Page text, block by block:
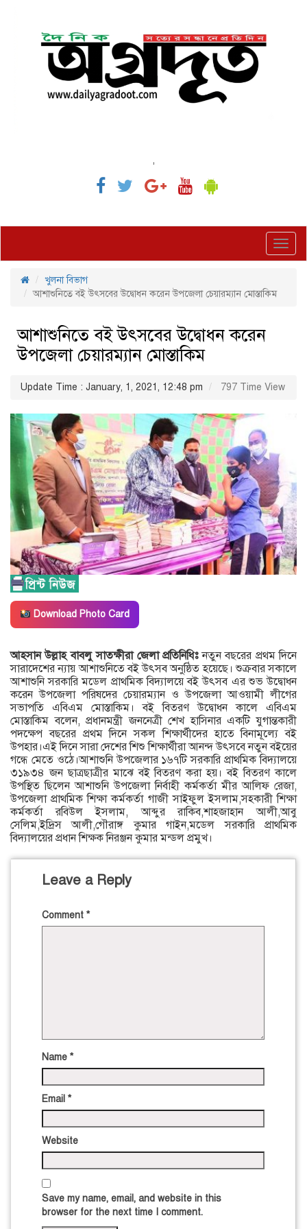
,
খুলনা বিভাগ
আশাশুনিতে বই উৎসবের উদ্বোধন করেন উপজেলা চেয়ারম্যান মোস্তাকিম
আশাশুনিতে বই উৎসবের উদ্বোধন করেন
উপজেলা চেয়ারম্যান মোস্তাকিম
Update Time : January, 1, 2021, 12:48 pm 797 Time View
Download Photo Card
আহসান উল্লাহ বাবলু সাতক্ষীরা জেলা প্রতিনিধিঃনতুন বছরের প্রথম দিনে
সারাদেশের ন্যায় আশাশুনিতে বই উৎসব অনুষ্ঠিত হয়েছে। শুক্রবার সকালে
আশাশুনি সরকারি মডেল প্রাথমিক বিদ্যালয়ে বই উৎসব এর শুভ উদ্বোধন
করেন উপজেলা পরিষদের চেয়ারম্যান ও উপজেলা আওয়ামী লীগের
সভাপতি এবিএম মোস্তাকিম। বই বিতরণ উদ্বোধন কালে এবিএম
মোস্তাকিম বলেন, প্রধানমন্ত্রী জননেত্রী শেখ হাসিনার একটি যুগান্তকারী
পদক্ষেপ বছরের প্রথম দিনে সকল শিক্ষার্থীদের হাতে বিনামূল্যে বই
উপহার।এই দিনে সারা দেশের শিশু শিক্ষার্থীরা আনন্দ উৎসবে নতুন বইয়ের
গন্ধে মেতে ওঠে।আশাশুনি উপজেলার ১৬৭টি সরকারি প্রাথমিক বিদ্যালয়ে
৩১৯৩৪ জন ছাত্রছাত্রীর মাঝে বই বিতরণ করা হয়। বই বিতরণ কালে
উপস্থিত ছিলেন আশাশুনি উপজেলা নির্বাহী কর্মকর্তা মীর আলিফ রেজা,
উপজেলা প্রাথমিক শিক্ষা কর্মকর্তা গাজী সাইফুল ইসলাম,সহকারী শিক্ষা
কর্মকর্তা রবিউল ইসলাম, আব্দুর রাকিব,শাহজাহান আলী,আবু
সেলিম,ইদ্রিস আলী,গৌরাঙ্গ কুমার গাইন,মডেল সরকারি প্রাথমিক
বিদ্যালয়ের প্রধান শিক্ষক নিরঞ্জন কুমার মন্ডল প্রমুখ।
Leave a Reply
Comment *
Name *
Email *
Website
Save my name, email, and website in this
browser for the next time I comment.